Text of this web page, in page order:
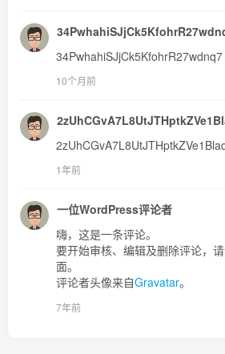
34PwhahiSJjCk5KfohrR27wdnq7
10个月前
1年前
一位WordPress评论者
嗨，这是一条评论。
要开始审核、编辑及删除评论，
面。
评论者头像来自Gravatar。
7年前